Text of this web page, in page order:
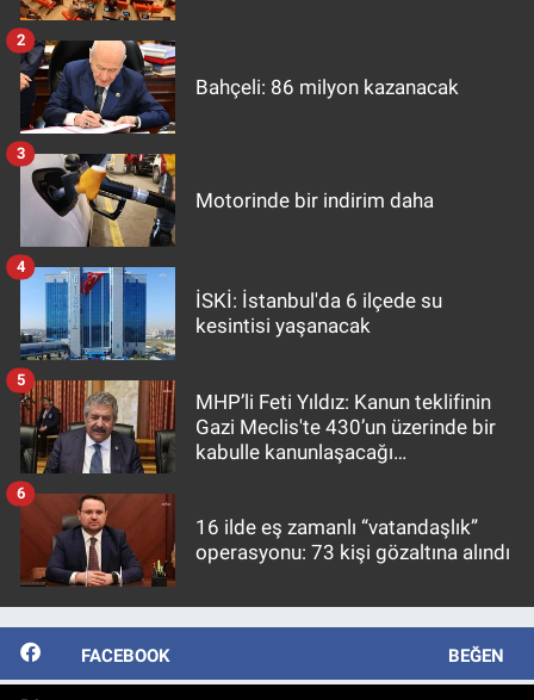
Bahçeli: 86 milyon kazanacak
2
Motorinde bir indirim daha
3
İSKİ: İstanbul'da 6 ilçede su
kesintisi yaşanacak
4
MHP’li Feti Yıldız: Kanun teklifinin
Gazi Meclis'te 430’un üzerinde bir
kabulle kanunlaşacağı
5
16 ilde eş zamanlı “vatandaşlık”
operasyonu: 73 kişi gözaltına alındı
6
FACEBOOK BEĞEN